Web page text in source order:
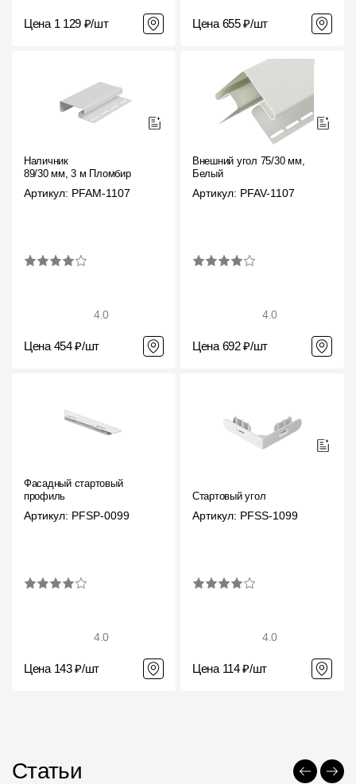
Цена 1 129 ₽/шт Цена 655 ₽/шт
Наличник
89/30 мм, 3 м Пломбир
Артикул: PFAM-1107
4.0
Цена 454 ₽/шт
Внешний угол 75/30 мм,
Белый
Артикул: PFAV-1107
4.0
Цена 692 ₽/шт
Фасадный стартовый
профиль
Артикул: PFSP-0099
4.0
Цена 143 ₽/шт
Стартовый угол
Артикул: PFSS-1099
4.0
Цена 114 ₽/шт
Статьи